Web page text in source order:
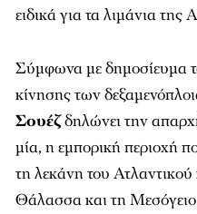
ειδικά για τα λιμάνια
Σύμφωνα με δημοσίευμα
κίνησης των
Σουέζδηλώνει την
μία, η εμπορική περιοχή
τη λεκάνη του Ατλαντικού
Θάλασσα και τη